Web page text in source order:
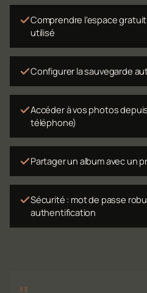
Comprendre l'espace
utilisé
Configurer la sauvegarde
Accéder à vos photos
téléphone)
Partager un album avec un
Sécurité : mot de passe
authentification